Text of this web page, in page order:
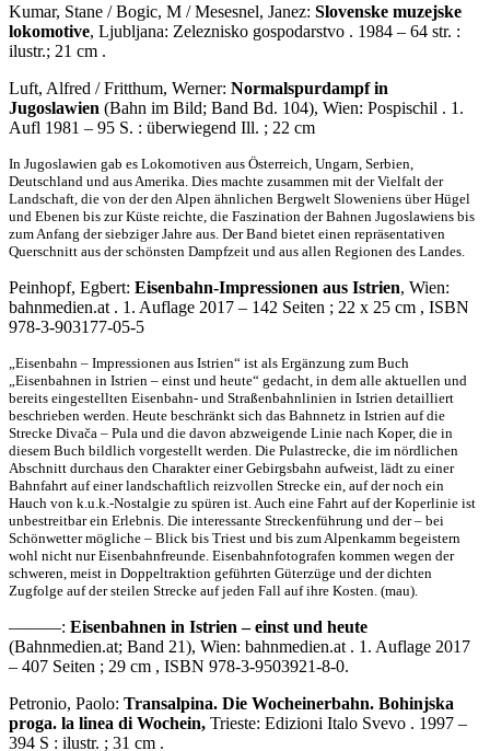
Kumar, Stane / Bogic, M / Mesesnel, Janez: Slovenske muzejske
lokomotive, Ljubljana: Zeleznisko gospodarstvo . 1984 – 64 str. :
ilustr.; 21 cm .
Luft, Alfred / Fritthum, Werner: Normalspurdampf in
Jugoslawien (Bahn im Bild; Band Bd. 104), Wien: Pospischil . 1.
Aufl 1981 – 95 S. : überwiegend Ill. ; 22 cm
In Jugoslawien gab es Lokomotiven aus Österreich, Ungarn, Serbien,
Deutschland und aus Amerika. Dies machte zusammen mit der Vielfalt der
Landschaft, die von der den Alpen ähnlichen Bergwelt Sloweniens über Hügel
und Ebenen bis zur Küste reichte, die Faszination der Bahnen Jugoslawiens bis
zum Anfang der siebziger Jahre aus. Der Band bietet einen repräsentativen
Querschnitt aus der schönsten Dampfzeit und aus allen Regionen des Landes.
Peinhopf, Egbert: Eisenbahn-Impressionen aus Istrien, Wien:
bahnmedien.at . 1. Auflage 2017 – 142 Seiten ; 22 x 25 cm , ISBN
978-3-903177-05-5
„Eisenbahn – Impressionen aus Istrien“ ist als Ergänzung zum Buch
„Eisenbahnen in Istrien – einst und heute“ gedacht, in dem alle aktuellen und
bereits eingestellten Eisenbahn- und Straßenbahnlinien in Istrien detailliert
beschrieben werden. Heute beschränkt sich das Bahnnetz in Istrien auf die
Strecke Divača – Pula und die davon abzweigende Linie nach Koper, die in
diesem Buch bildlich vorgestellt werden. Die Pulastrecke, die im nördlichen
Abschnitt durchaus den Charakter einer Gebirgsbahn aufweist, lädt zu einer
Bahnfahrt auf einer landschaftlich reizvollen Strecke ein, auf der noch ein
Hauch von k.u.k.-Nostalgie zu spüren ist. Auch eine Fahrt auf der Koperlinie ist
unbestreitbar ein Erlebnis. Die interessante Streckenführung und der – bei
Schönwetter mögliche – Blick bis Triest und bis zum Alpenkamm begeistern
wohl nicht nur Eisenbahnfreunde. Eisenbahnfotografen kommen wegen der
schweren, meist in Doppeltraktion geführten Güterzüge und der dichten
Zugfolge auf der steilen Strecke auf jeden Fall auf ihre Kosten. (mau).
———: Eisenbahnen in Istrien – einst und heute
(Bahnmedien.at; Band 21), Wien: bahnmedien.at . 1. Auflage 2017
– 407 Seiten ; 29 cm , ISBN 978-3-9503921-8-0.
Petronio, Paolo: Transalpina. Die Wocheinerbahn. Bohinjska
proga. la linea di Wochein, Trieste: Edizioni Italo Svevo . 1997 –
394 S : ilustr. ; 31 cm .